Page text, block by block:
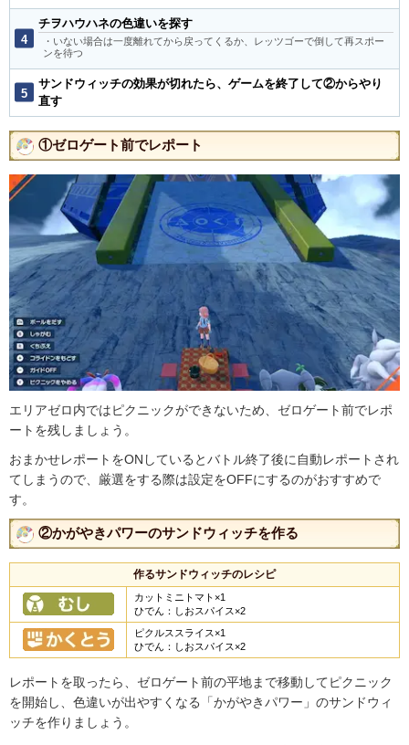
チヲハウハネの色違いを探す
・いない場合は一度離れてから戻ってくるか、レッツゴーで倒して再スポー
ンを待つ
サンドウィッチの効果が切れたら、ゲームを終了して②からやり
直す
①ゼロゲート前でレポート
エリアゼロ内ではピクニックができないため、ゼロゲート前でレポ
ートを残しましょう。
おまかせレポートをONしているとバトル終了後に自動レポートされ
てしまうので、厳選をする際は設定をOFFにするのがおすすめで
す。
②かがやきパワーのサンドウィッチを作る
作るサンドウィッチのレシピ
カットミニトマト×1
ひでん：しおスパイス×2
ピクルススライス×1
ひでん：しおスパイス×2
レポートを取ったら、ゼロゲート前の平地まで移動してピクニック
を開始し、色違いが出やすくなる「かがやきパワー」のサンドウィ
ッチを作りましょう。